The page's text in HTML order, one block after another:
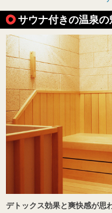
サウナ付きの温泉の
デトックス効果と爽快感が思